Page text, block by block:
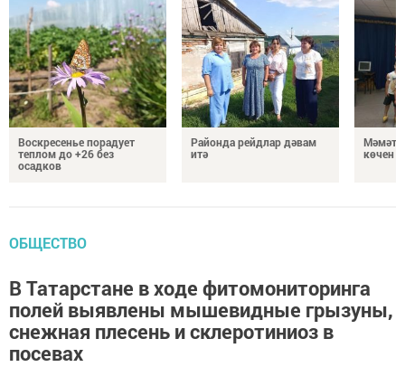
Воскресенье порадует
теплом до +26 без
осадков
Районда рейдлар дәвам
итә
көчен
ОБЩЕСТВО
В Татарстане в ходе фитомониторинга
полей выявлены мышевидные грызуны,
снежная плесень и склеротиниоз в
посевах